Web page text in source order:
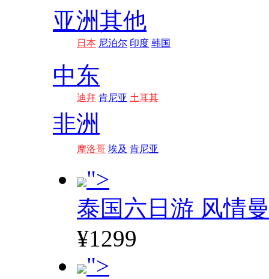
亚洲其他
日本 尼泊尔 印度 韩国
中东
迪拜 肯尼亚 土耳其
非洲
摩洛哥 埃及 肯尼亚
">
泰国六日游 风情
¥1299
">